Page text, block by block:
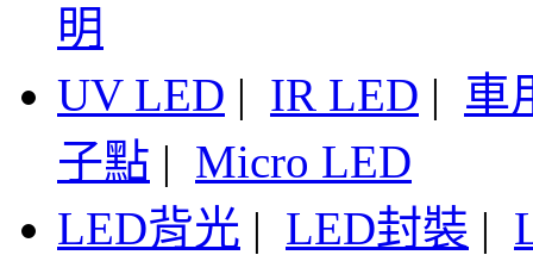
明
UV LED | IR LED | 車
子點 | Micro LED
LED背光 | LED封裝 |